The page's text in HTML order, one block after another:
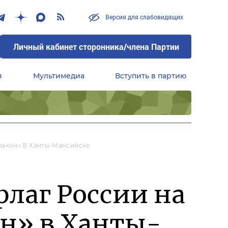
Версия для слабовидящих
Личный кабинет сторонника/члена Партии
Мультимедиа Вступить в партию
В Ханты-Мансийске
России на